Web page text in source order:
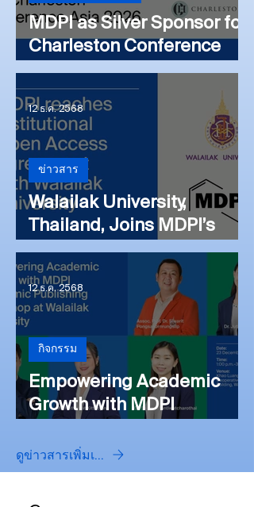
MDPI as Silver Sponsor for
Charleston Conference
Asia 2026
Walailak University,
Thailand, Joins MDPI’s
Institutional Open Access
Program (IOAP)
ข่าวสาร
12 ธ.ค. 2568
Empowering Academic
Growth with MDPI
Workshop at Walailak
University, 23 December
กิจกรรม
12 ธ.ค. 2568
ดูข่าวสารเพิ่มเติม